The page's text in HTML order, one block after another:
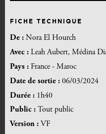
FICHE TECHNIQUE
De : Nora El Hourch
Avec : Leah Aubert, Médina
Pays : France - Maroc
Date de sortie : 06/03/2024
Durée : 1h40
Public : Tout public
Version : VF